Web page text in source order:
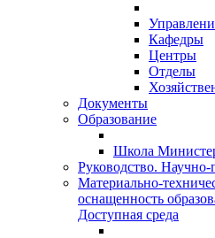
Кафедры
Центры
Отделы
Документы
Образование
Школа
Руководство. Научно-
Материально-
оснащенность
Доступная среда